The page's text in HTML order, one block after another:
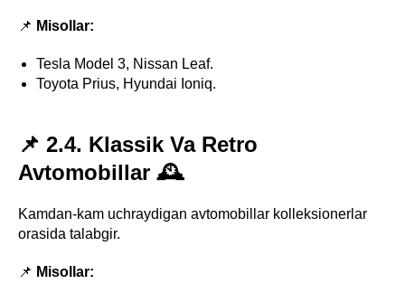
📌 Misollar:
Tesla Model 3, Nissan Leaf.
Toyota Prius, Hyundai Ioniq.
📌 2.4. Klassik Va Retro
Avtomobillar 🕰️
Kamdan-kam uchraydigan avtomobillar kolleksionerlar
orasida talabgir.
📌 Misollar: